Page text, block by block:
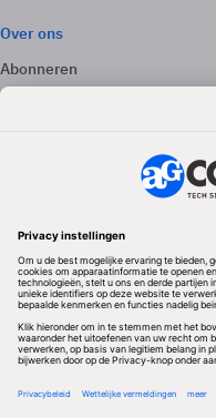
Over ons
Abonneren
Adverteren
Volg ons
Redactionele partner